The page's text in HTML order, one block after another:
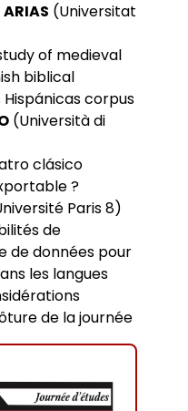
(Universitat
of medieval
biblical
corpus
(Università di
clásico
?
Paris 8)
de
de données pour
les langues
de la journée